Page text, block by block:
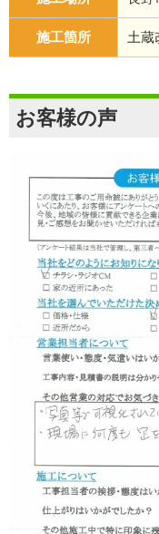
施工箇所 土蔵
お客様の声